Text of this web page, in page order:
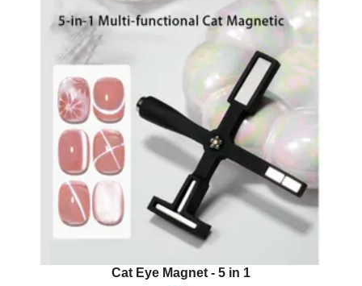
Cat Eye Magnet - 5 in 1